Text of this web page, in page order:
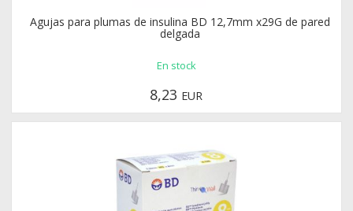
Agujas para plumas de insulina BD 12,7mm x29G de pared
delgada
En stock
8,23 EUR